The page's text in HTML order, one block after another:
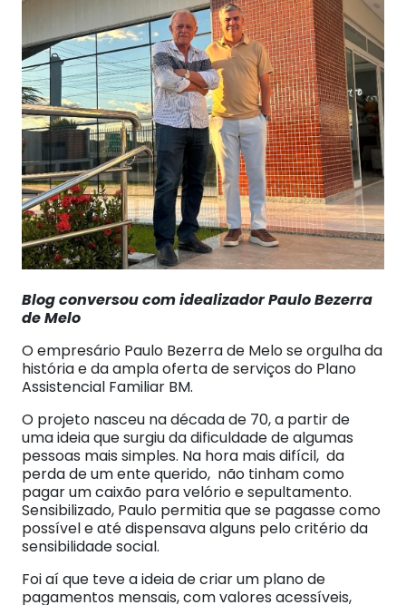
Blog conversou com idealizador Paulo Bezerra
de Melo
O empresário Paulo Bezerra de Melo se orgulha da
história e da ampla oferta de serviços do Plano
Assistencial Familiar BM.
O projeto nasceu na década de 70, a partir de
uma ideia que surgiu da dificuldade de algumas
pessoas mais simples. Na hora mais difícil, da
perda de um ente querido, não tinham como
pagar um caixão para velório e sepultamento.
Sensibilizado, Paulo permitia que se pagasse como
possível e até dispensava alguns pelo critério da
sensibilidade social.
Foi aí que teve a ideia de criar um plano de
pagamentos mensais, com valores acessíveis,